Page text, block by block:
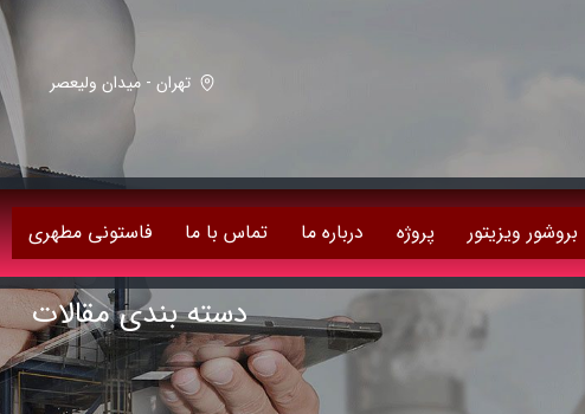
تهران - میدان ولیعصر
بروشور ویزیتور پروژه درباره ما تماس با ما فاستونی مطهری
دسته بندی مقالات